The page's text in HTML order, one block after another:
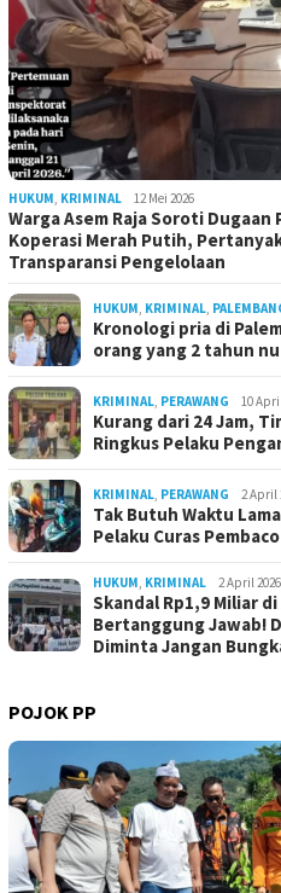
HUKUM KRIMINAL 12 Mei 2026
Warga Asem Raja Soroti
Koperasi Merah Putih,
Transparansi Pengelolaan
HUKUM KRIMINAL
Kronologi pria di
orang yang 2 tahun
KRIMINAL PERAWANG 10
Kurang dari 24 Jam,
Ringkus Pelaku
KRIMINAL PERAWANG 2 April
Tak Butuh Waktu
Pelaku Curas
HUKUM KRIMINAL 2 April 2026
Skandal Rp1,9 Miliar
Bertanggung Jawab!
Diminta Jangan
POJOK PP